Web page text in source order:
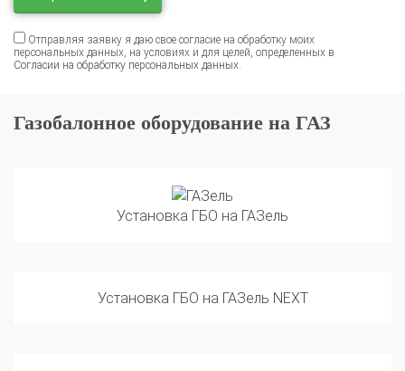
Отправляя заявку я даю свое согласие на обработку моих
персональных данных, на условиях и для целей, определенных в
Согласии на обработку персональных данных.
Газобалонное оборудование на ГАЗ
Установка ГБО на ГАЗель
Установка ГБО на ГАЗель NEXT